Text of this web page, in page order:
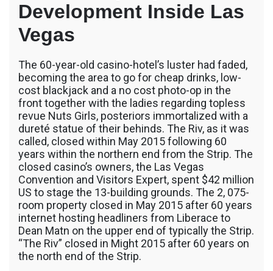
Development Inside Las
Vegas
The 60-year-old casino-hotel’s luster had faded,
becoming the area to go for cheap drinks, low-
cost blackjack and a no cost photo-op in the
front together with the ladies regarding topless
revue Nuts Girls, posteriors immortalized with a
dureté statue of their behinds. The Riv, as it was
called, closed within May 2015 following 60
years within the northern end from the Strip. The
closed casino’s owners, the Las Vegas
Convention and Visitors Expert, spent $42 million
US to stage the 13-building grounds. The 2, 075-
room property closed in May 2015 after 60 years
internet hosting headliners from Liberace to
Dean Matn on the upper end of typically the Strip.
“The Riv” closed in Might 2015 after 60 years on
the north end of the Strip.